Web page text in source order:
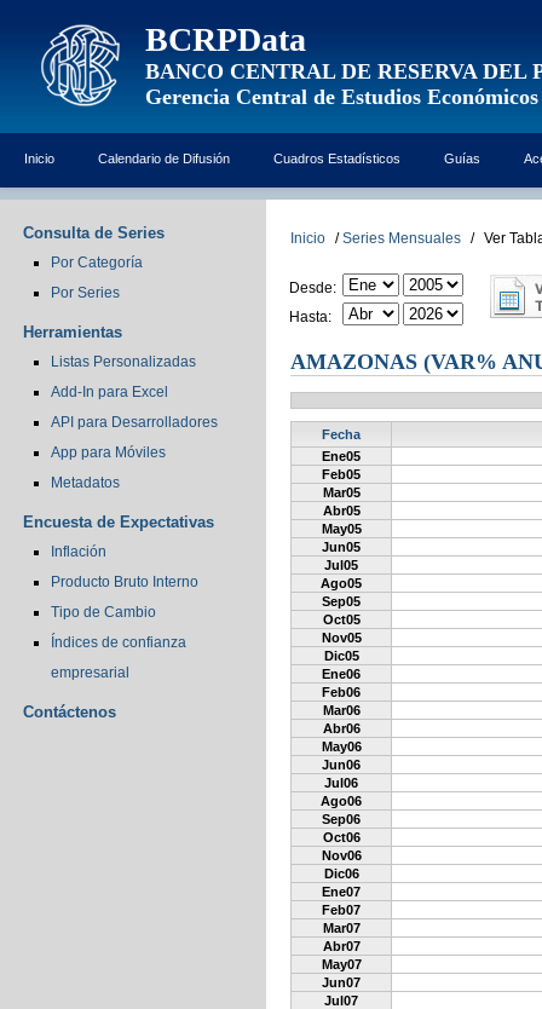
BCRPData
BANCO CENTRAL DE RESERVA DEL
Gerencia Central de Estudios Económicos
Inicio Calendario de Difusión Cuadros Estadísticos Guías
Consulta de Series
Por Categoría
Por Series
Herramientas
Listas Personalizadas
Add-In para Excel
API para Desarrolladores
App para Móviles
Metadatos
Encuesta de Expectativas
Inflación
Producto Bruto Interno
Tipo de Cambio
Índices de confianza
empresarial
Contáctenos
Inicio / Series Mensuales / Ver
Desde:
Hasta:
AMAZONAS (VAR%
Fecha
Ene05
Feb05
Mar05
Abr05
May05
Jun05
Jul05
Ago05
Sep05
Oct05
Nov05
Dic05
Ene06
Feb06
Mar06
Abr06
May06
Jun06
Jul06
Ago06
Sep06
Oct06
Nov06
Dic06
Ene07
Feb07
Mar07
Abr07
May07
Jun07
Jul07